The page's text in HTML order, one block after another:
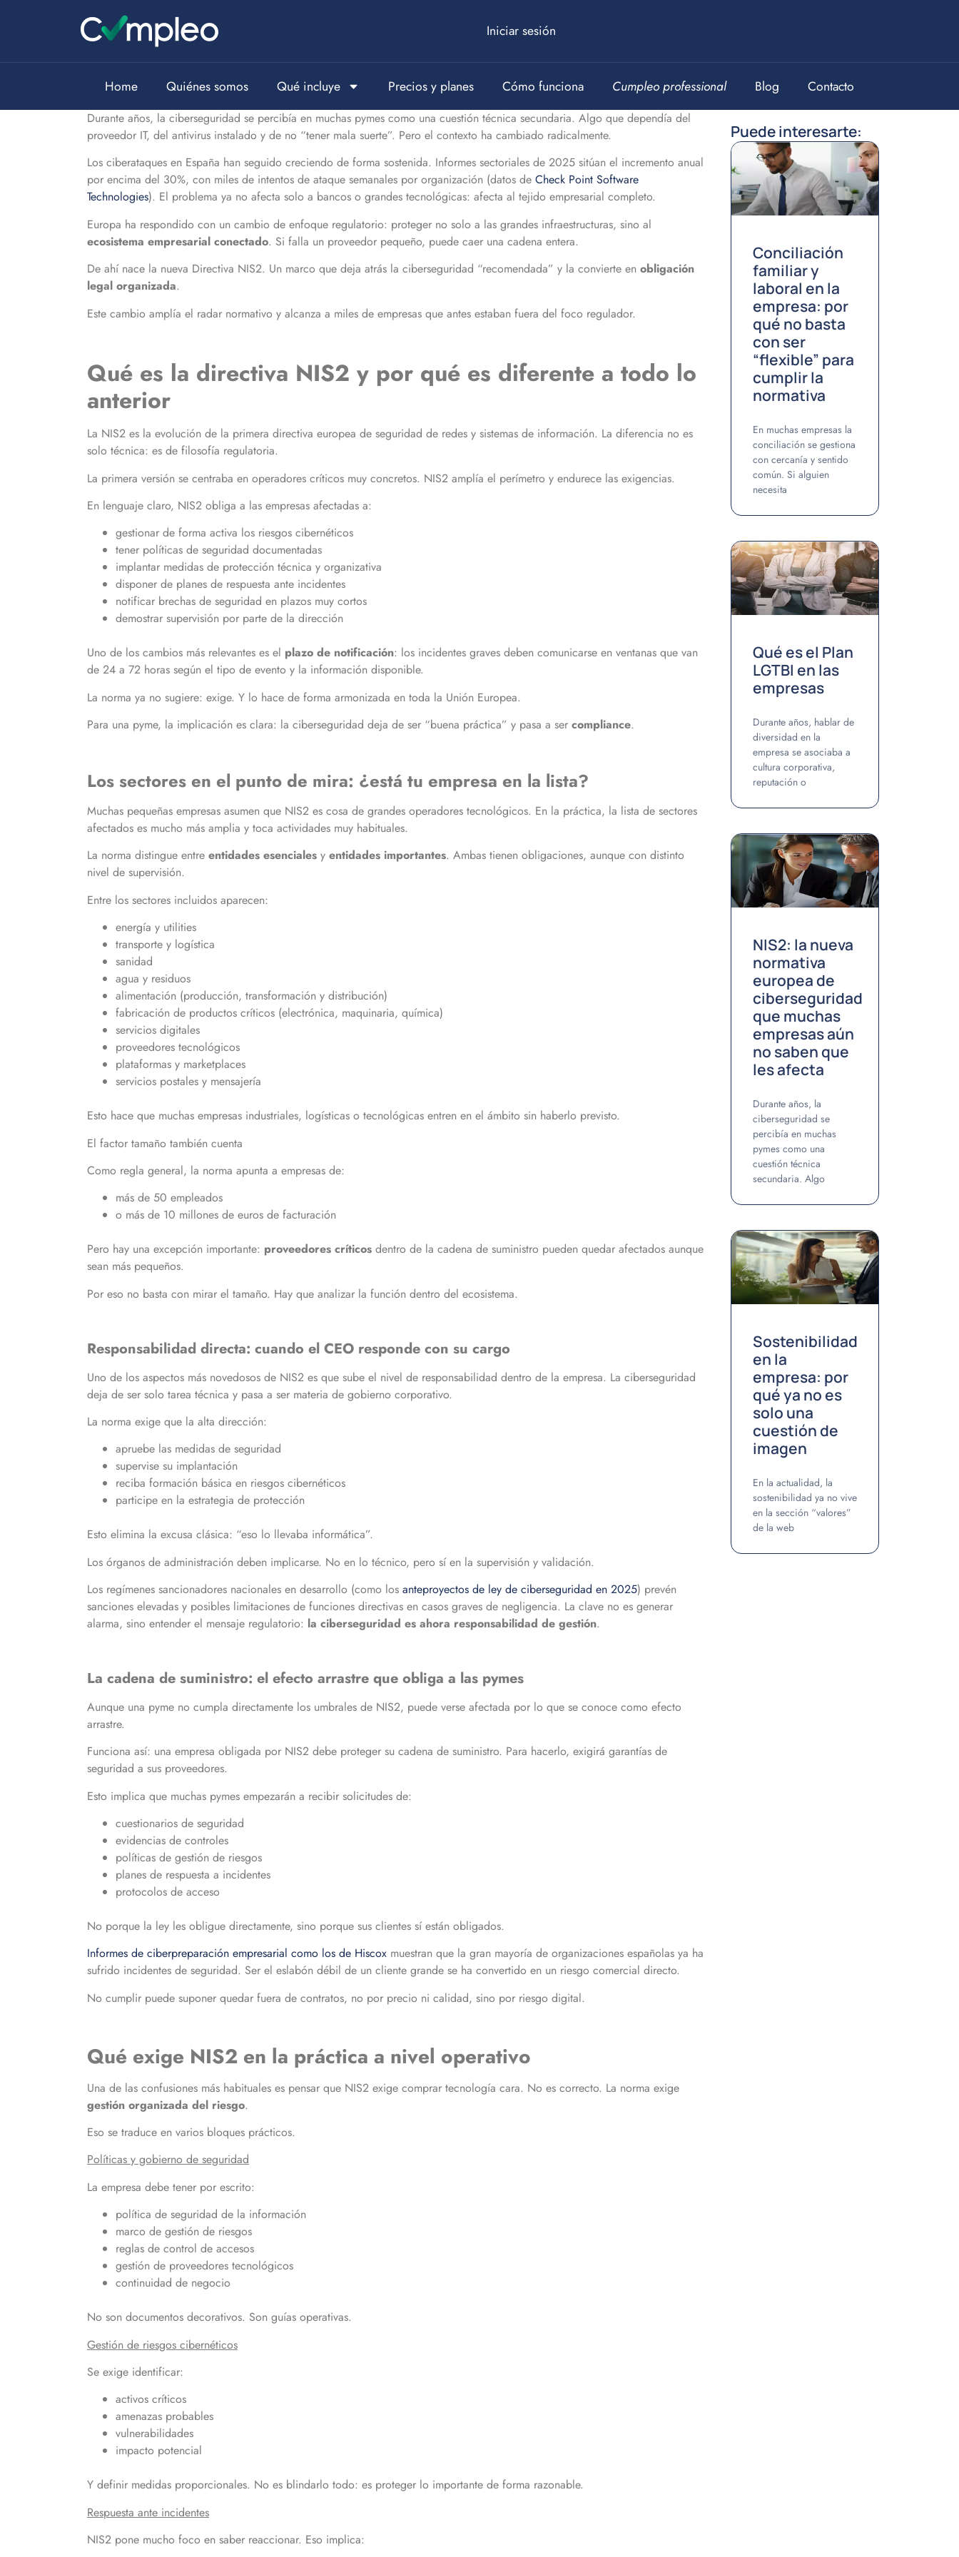
Iniciar sesión
Home Quiénes somos Qué incluye Precios y planes Cómo funciona Cumpleo professional Blog Contacto
Durante años, la ciberseguridad se percibía en muchas pymes como una cuestión técnica secundaria. Algo que dependía del
proveedor IT, del antivirus instalado y de no “tener mala suerte”. Pero el contexto ha cambiado radicalmente.
Los ciberataques en España han seguido creciendo de forma sostenida. Informes sectoriales de 2025 sitúan el incremento anual
por encima del 30%, con miles de intentos de ataque semanales por organización (datos de Check Point Software
Technologies). El problema ya no afecta solo a bancos o grandes tecnológicas: afecta al tejido empresarial completo.
Europa ha respondido con un cambio de enfoque regulatorio: proteger no solo a las grandes infraestructuras, sino al
ecosistema empresarial conectado. Si falla un proveedor pequeño, puede caer una cadena entera.
De ahí nace la nueva Directiva NIS2. Un marco que deja atrás la ciberseguridad “recomendada” y la convierte en obligación
legal organizada.
Este cambio amplía el radar normativo y alcanza a miles de empresas que antes estaban fuera del foco regulador.
Qué es la directiva NIS2 y por qué es diferente a todo lo
anterior
La NIS2 es la evolución de la primera directiva europea de seguridad de redes y sistemas de información. La diferencia no es
solo técnica: es de filosofía regulatoria.
La primera versión se centraba en operadores críticos muy concretos. NIS2 amplía el perímetro y endurece las exigencias.
En lenguaje claro, NIS2 obliga a las empresas afectadas a:
gestionar de forma activa los riesgos cibernéticos
tener políticas de seguridad documentadas
implantar medidas de protección técnica y organizativa
disponer de planes de respuesta ante incidentes
notificar brechas de seguridad en plazos muy cortos
demostrar supervisión por parte de la dirección
Uno de los cambios más relevantes es el plazo de notificación: los incidentes graves deben comunicarse en ventanas que van
de 24 a 72 horas según el tipo de evento y la información disponible.
La norma ya no sugiere: exige. Y lo hace de forma armonizada en toda la Unión Europea.
Para una pyme, la implicación es clara: la ciberseguridad deja de ser “buena práctica” y pasa a ser compliance.
Los sectores en el punto de mira: ¿está tu empresa en la lista?
Muchas pequeñas empresas asumen que NIS2 es cosa de grandes operadores tecnológicos. En la práctica, la lista de sectores
afectados es mucho más amplia y toca actividades muy habituales.
La norma distingue entre entidades esenciales y entidades importantes. Ambas tienen obligaciones, aunque con distinto
nivel de supervisión.
Entre los sectores incluidos aparecen:
energía y utilities
transporte y logística
sanidad
agua y residuos
alimentación (producción, transformación y distribución)
fabricación de productos críticos (electrónica, maquinaria, química)
servicios digitales
proveedores tecnológicos
plataformas y marketplaces
servicios postales y mensajería
Esto hace que muchas empresas industriales, logísticas o tecnológicas entren en el ámbito sin haberlo previsto.
El factor tamaño también cuenta
Como regla general, la norma apunta a empresas de:
más de 50 empleados
o más de 10 millones de euros de facturación
Pero hay una excepción importante: proveedores críticos dentro de la cadena de suministro pueden quedar afectados aunque
sean más pequeños.
Por eso no basta con mirar el tamaño. Hay que analizar la función dentro del ecosistema.
Responsabilidad directa: cuando el CEO responde con su cargo
Uno de los aspectos más novedosos de NIS2 es que sube el nivel de responsabilidad dentro de la empresa. La ciberseguridad
deja de ser solo tarea técnica y pasa a ser materia de gobierno corporativo.
La norma exige que la alta dirección:
apruebe las medidas de seguridad
supervise su implantación
reciba formación básica en riesgos cibernéticos
participe en la estrategia de protección
Esto elimina la excusa clásica: “eso lo llevaba informática”.
Los órganos de administración deben implicarse. No en lo técnico, pero sí en la supervisión y validación.
Los regímenes sancionadores nacionales en desarrollo (como los anteproyectos de ley de ciberseguridad en 2025) prevén
sanciones elevadas y posibles limitaciones de funciones directivas en casos graves de negligencia. La clave no es generar
alarma, sino entender el mensaje regulatorio: la ciberseguridad es ahora responsabilidad de gestión.
La cadena de suministro: el efecto arrastre que obliga a las pymes
Aunque una pyme no cumpla directamente los umbrales de NIS2, puede verse afectada por lo que se conoce como efecto
arrastre.
Funciona así: una empresa obligada por NIS2 debe proteger su cadena de suministro. Para hacerlo, exigirá garantías de
seguridad a sus proveedores.
Esto implica que muchas pymes empezarán a recibir solicitudes de:
cuestionarios de seguridad
evidencias de controles
políticas de gestión de riesgos
planes de respuesta a incidentes
protocolos de acceso
No porque la ley les obligue directamente, sino porque sus clientes sí están obligados.
Informes de ciberpreparación empresarial como los de Hiscox muestran que la gran mayoría de organizaciones españolas ya ha
sufrido incidentes de seguridad. Ser el eslabón débil de un cliente grande se ha convertido en un riesgo comercial directo.
No cumplir puede suponer quedar fuera de contratos, no por precio ni calidad, sino por riesgo digital.
Qué exige NIS2 en la práctica a nivel operativo
Una de las confusiones más habituales es pensar que NIS2 exige comprar tecnología cara. No es correcto. La norma exige
gestión organizada del riesgo.
Eso se traduce en varios bloques prácticos.
Políticas y gobierno de seguridad
La empresa debe tener por escrito:
política de seguridad de la información
marco de gestión de riesgos
reglas de control de accesos
gestión de proveedores tecnológicos
continuidad de negocio
No son documentos decorativos. Son guías operativas.
Gestión de riesgos cibernéticos
Se exige identificar:
activos críticos
amenazas probables
vulnerabilidades
impacto potencial
Y definir medidas proporcionales. No es blindarlo todo: es proteger lo importante de forma razonable.
Respuesta ante incidentes
NIS2 pone mucho foco en saber reaccionar. Eso implica:
Puede interesarte:
Conciliación
familiar y
laboral en la
empresa: por
qué no basta
con ser
“flexible” para
cumplir la
normativa
En muchas empresas la
conciliación se gestiona
con cercanía y sentido
común. Si alguien
necesita
Qué es el Plan
LGTBI en las
empresas
Durante años, hablar de
diversidad en la
empresa se asociaba a
cultura corporativa,
reputación o
NIS2: la nueva
normativa
europea de
ciberseguridad
que muchas
empresas aún
no saben que
les afecta
Durante años, la
ciberseguridad se
percibía en muchas
pymes como una
cuestión técnica
secundaria. Algo
Sostenibilidad
en la
empresa: por
qué ya no es
solo una
cuestión de
imagen
En la actualidad, la
sostenibilidad ya no vive
en la sección “valores”
de la web